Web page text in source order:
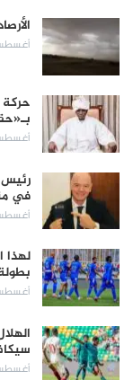
أغسطس 8,
أغسطس 8,
رئيس
في
أغسطس 7,
لهذا
أغسطس 7,
أغسطس 7,